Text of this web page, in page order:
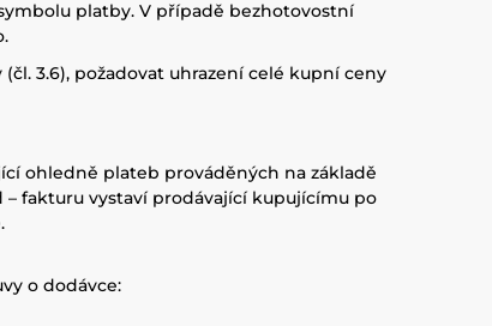
platby. V případě bezhotovostní
3.6), požadovat uhrazení celé kupní ceny
ohledně plateb prováděných na základě
fakturu vystaví prodávající kupujícímu po
o dodávce: